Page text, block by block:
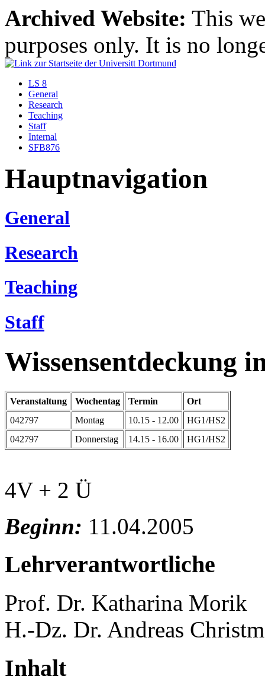
Archived Website: This
purposes only. It is no
LS 8
General
Research
Teaching
Staff
Internal
SFB876
Hauptnavigation
General
Research
Teaching
Staff
Wissensentdeckung
Veranstaltung Wochentag Termin
Ort
042797
Montag 10.15 - 12.00
HG1/HS2
042797
Donnerstag 14.15 - 16.00 HG1/HS2
4V + 2 Ü
Beginn: 11.04.2005
Lehrverantwortliche
Prof. Dr. Katharina Morik
H.-Dz. Dr. Andreas
Inhalt